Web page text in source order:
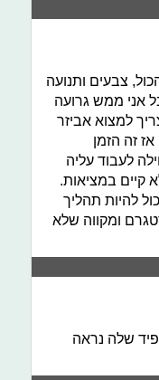
צבעים ותנועה
אני ממש גרועה
למצוא אביזר
זה הזמן
לעבוד עליה
קיים במציאות.
יכול להיות תהליך
ומקווה שלא
שלה נראה